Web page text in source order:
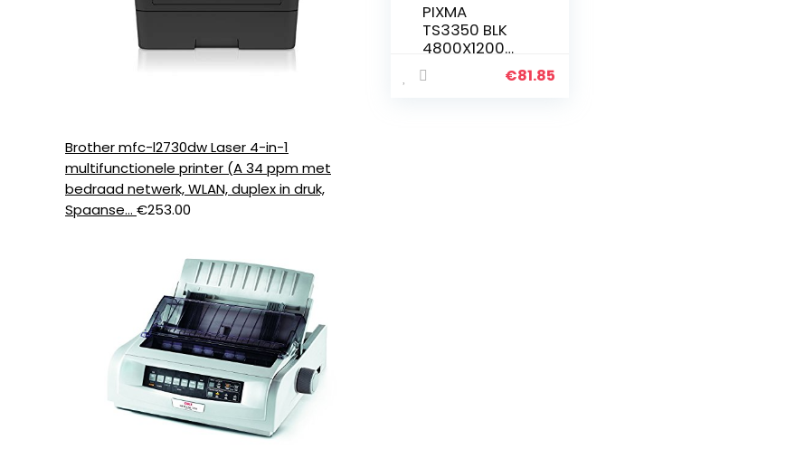
Brother mfc-l2730dw Laser 4-in-1
multifunctionele printer (A 34 ppm met
bedraad netwerk, WLAN, duplex in druk,
Spaanse… €253.00
PIXMA
TS3350 BLK
4800X1200D
PI
€81.85